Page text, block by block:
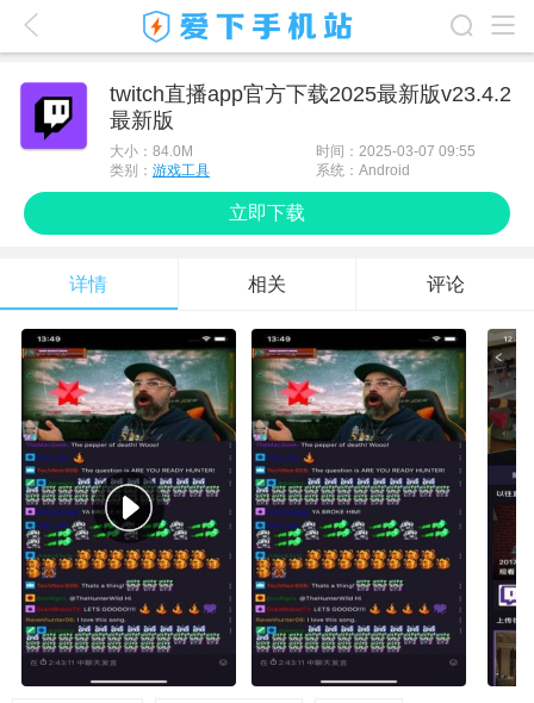
最新游戏
游戏攻略
twitch直播app官方下载2025最新版v23.4.2
最新版
大小： 84.0M
时间：2025-03-07 09:55
类别： 游戏工具 系统：Android
立即下载
详情 相关 评论